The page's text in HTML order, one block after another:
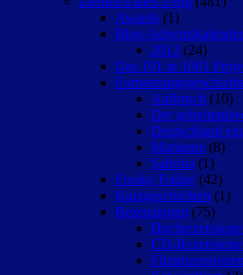
Awards (1)
Blog-Adventskalender
2012 (24)
Das 101 in 1001
Aufbruch (10)
Der
Deutschland
Marianne (8)
Sabrina (1)
Freaky Friday (42)
Kurzgeschichten (1)
Rezensionen (75)
CD-
Filmrezensionen